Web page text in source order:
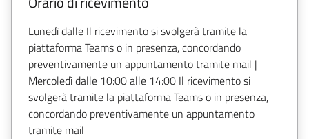
Lunedì dalle Il ricevimento si svolgerà tramite la
piattaforma Teams o in presenza, concordando
preventivamente un appuntamento tramite mail |
Mercoledì dalle 10:00 alle 14:00 Il ricevimento si
svolgerà tramite la piattaforma Teams o in presenza,
concordando preventivamente un appuntamento
tramite mail